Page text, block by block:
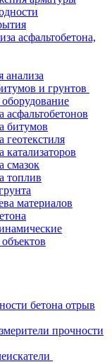
асфальтобетона,
анализа
и грунтов
асфальтобетонов
битумов
геотекстиля
катализаторов
смазок
топлив
материалов
бетона отрыв
прочности